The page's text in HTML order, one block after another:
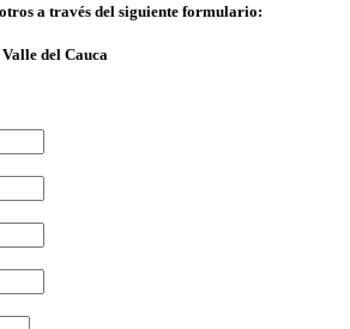
a través del siguiente formulario:
del Cauca